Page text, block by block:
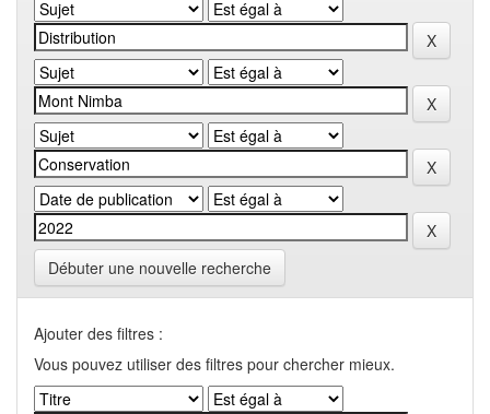
Débuter une nouvelle recherche
Ajouter des filtres :
Vous pouvez utiliser des filtres pour chercher mieux.